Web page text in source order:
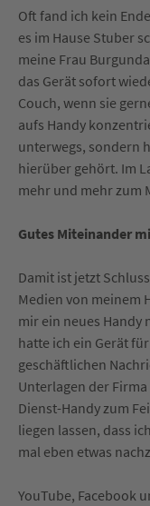
Oft fand ich kein
es im Hause Stuber
meine Frau
das Gerät sofort
Couch, wenn sie
aufs Handy
unterwegs, sondern
hierüber gehört. Im
mehr und mehr zum
Gutes Miteinander
Damit ist jetzt
Medien von meinem
mir ein neues Handy
hatte ich ein Gerät
geschäftlichen
Unterlagen der
Dienst-Handy zum
liegen lassen, dass
mal eben etwas
YouTube, Facebook